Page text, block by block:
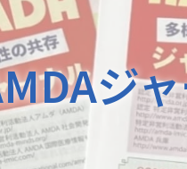
ジ